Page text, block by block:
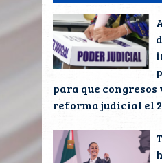
para que congresos
reforma judicial el